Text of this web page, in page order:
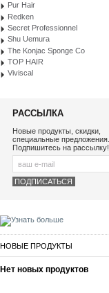
Pur Hair
Redken
Secret Professionnel
Shu Uemura
The Konjac Sponge Co
TOP HAIR
Viviscal
РАССЫЛКА
Новые продукты, скидки,
специальные предложения.
Подпишитесь на рассылку!
НОВЫЕ ПРОДУКТЫ
Нет новых продуктов